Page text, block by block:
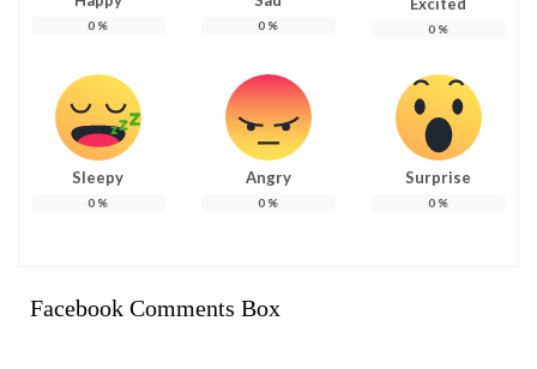
0 % 0 % 0 %
Sleepy
0 %
Angry
0 %
Surprise
0 %
Facebook Comments Box